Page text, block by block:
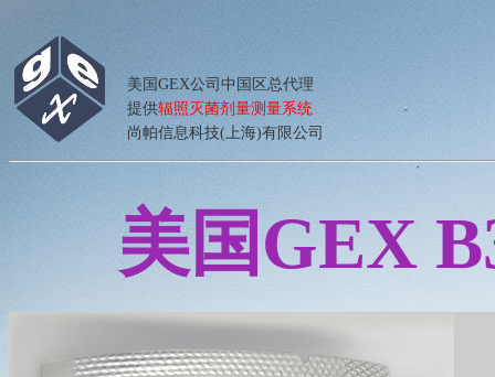
美国GEX公司中国区总代理
提供辐照灭菌剂量测量系统
尚帕信息科技(上海)有限公司
美国GEX